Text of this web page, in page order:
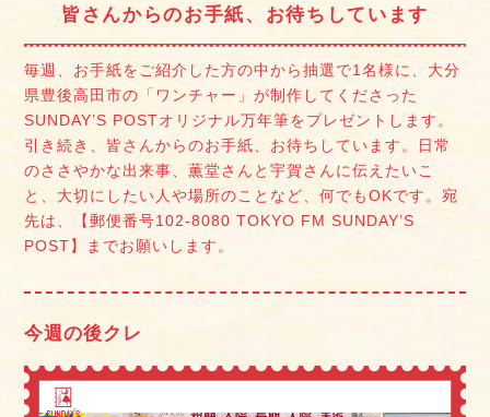
皆さんからのお手紙、お待ちしています
毎週、お手紙をご紹介した方の中から抽選で1名様に、大分
県豊後高田市の「ワンチャー」が制作してくださった
SUNDAY’S POSTオリジナル万年筆をプレゼントします。
引き続き、皆さんからのお手紙、お待ちしています。日常
のささやかな出来事、薫堂さんと宇賀さんに伝えたいこ
と、大切にしたい人や場所のことなど、何でもOKです。宛
先は、【郵便番号102-8080 TOKYO FM SUNDAY’S
POST】までお願いします。
今週の後クレ